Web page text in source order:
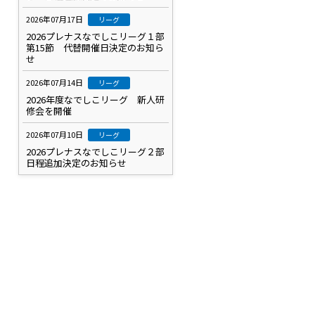
2026年07月17日 リーグ
2026プレナスなでしこリーグ１部
第15節 代替開催日決定のお知ら
せ
2026年07月14日 リーグ
2026年度なでしこリーグ 新人研
修会を開催
2026年07月10日 リーグ
2026プレナスなでしこリーグ２部
日程追加決定のお知らせ